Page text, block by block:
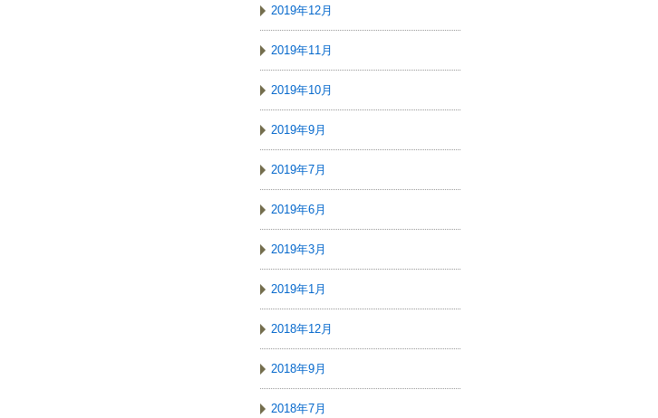
2019年12月
2019年11月
2019年10月
2019年9月
2019年7月
2019年6月
2019年3月
2019年1月
2018年12月
2018年9月
2018年7月